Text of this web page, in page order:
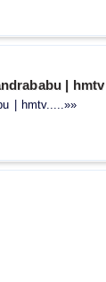
| hmtv
| hmtv.....»»